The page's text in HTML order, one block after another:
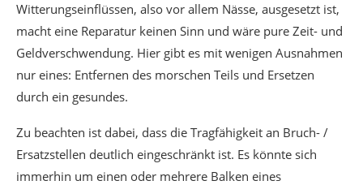
Witterungseinflüssen, also vor allem Nässe, ausgesetzt ist,
macht eine Reparatur keinen Sinn und wäre pure Zeit- und
Geldverschwendung. Hier gibt es mit wenigen Ausnahmen
nur eines: Entfernen des morschen Teils und Ersetzen
durch ein gesundes.
Zu beachten ist dabei, dass die Tragfähigkeit an Bruch- /
Ersatzstellen deutlich eingeschränkt ist. Es könnte sich
immerhin um einen oder mehrere Balken eines